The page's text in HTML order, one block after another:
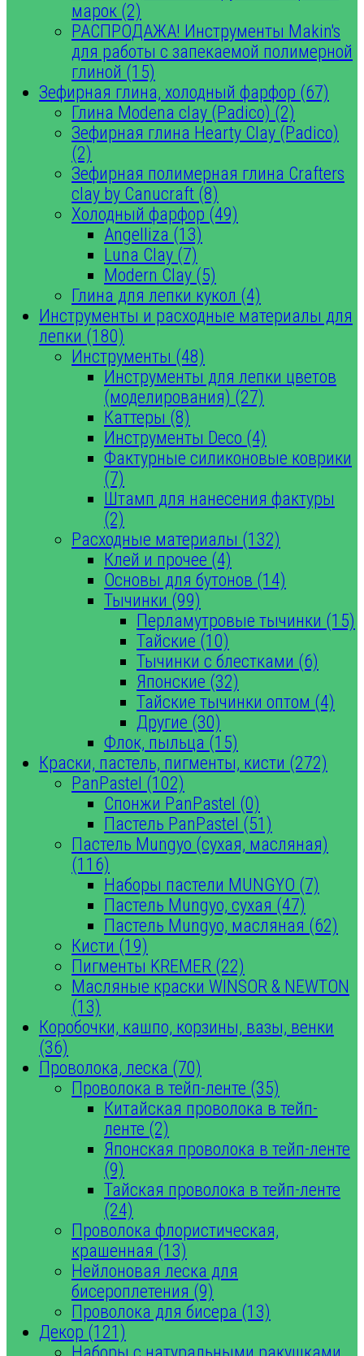
марок (2)
РАСПРОДАЖА! Инструменты Makin's
для работы с запекаемой полимерной
глиной (15)
Зефирная глина, холодный фарфор (67)
Глина Modena clay (Padico) (2)
Зефирная глина Hearty Clay (Padico)
(2)
Зефирная полимерная глина Crafters
clay by Canucraft (8)
Холодный фарфор (49)
Angelliza (13)
Luna Clay (7)
Modern Clay (5)
Глина для лепки кукол (4)
Инструменты и расходные материалы для
лепки (180)
Инструменты (48)
Инструменты для лепки цветов
(моделирования) (27)
Каттеры (8)
Инструменты Deco (4)
Фактурные силиконовые коврики
(7)
Штамп для нанесения фактуры
(2)
Расходные материалы (132)
Клей и прочее (4)
Основы для бутонов (14)
Тычинки (99)
Перламутровые тычинки (15)
Тайские (10)
Тычинки с блестками (6)
Японские (32)
Тайские тычинки оптом (4)
Другие (30)
Флок, пыльца (15)
Краски, пастель, пигменты, кисти (272)
PanPastel (102)
Спонжи PanPastel (0)
Пастель PanPastel (51)
Пастель Mungyo (сухая, масляная)
(116)
Наборы пастели MUNGYO (7)
Пастель Mungyo, сухая (47)
Пастель Mungyo, масляная (62)
Кисти (19)
Пигменты KREMER (22)
Масляные краски WINSOR & NEWTON
(13)
Коробочки, кашпо, корзины, вазы, венки
(36)
Проволока, леска (70)
Проволока в тейп-ленте (35)
Китайская проволока в тейп-
ленте (2)
Японская проволока в тейп-ленте
(9)
Тайская проволока в тейп-ленте
(24)
Проволока флористическая,
крашенная (13)
Нейлоновая леска для
бисероплетения (9)
Проволока для бисера (13)
Декор (121)